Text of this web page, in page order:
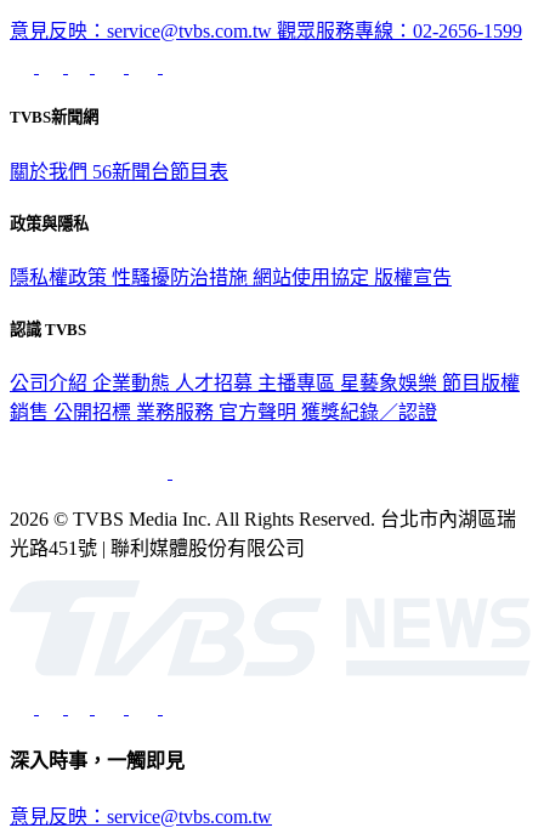
意見反映：service@tvbs.com.tw 觀眾服務專線：02-2656-1599
TVBS新聞網
關於我們 56新聞台節目表
政策與隱私
隱私權政策 性騷擾防治措施 網站使用協定 版權宣告
認識 TVBS
公司介紹 企業動態 人才招募 主播專區 星藝象娛樂 節目版權
銷售 公開招標 業務服務 官方聲明 獲獎紀錄／認證
2026 © TVBS Media Inc. All Rights Reserved. 台北市內湖區瑞
光路451號 | 聯利媒體股份有限公司
深入時事，一觸即見
意見反映：service@tvbs.com.tw